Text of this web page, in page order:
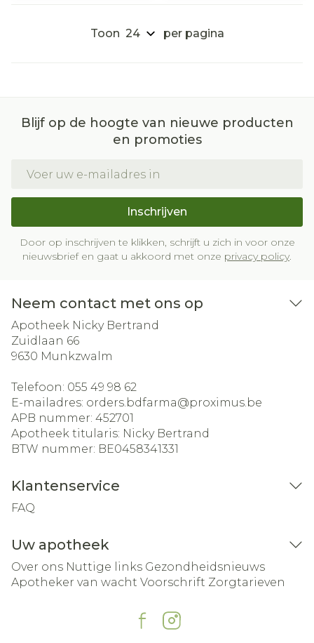
Toon per pagina
Blijf op de hoogte van nieuwe producten
en promoties
Inschrijven
Door op inschrijven te klikken, schrijft u zich in voor onze
nieuwsbrief en gaat u akkoord met onze privacy policy.
Neem contact met ons op
Apotheek Nicky Bertrand
Zuidlaan 66
9630 Munkzwalm
Telefoon: 055 49 98 62
E-mailadres: orders.bdfarma@proximus.be
APB nummer: 452701
Apotheek titularis: Nicky Bertrand
BTW nummer: BE0458341331
Klantenservice
FAQ
Uw apotheek
Over ons Nuttige links Gezondheidsnieuws
Apotheker van wacht Voorschrift Zorgtarieven